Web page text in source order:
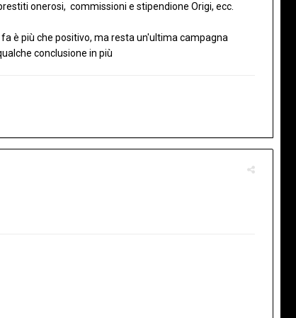
onerosi, commissioni e stipendione Origi, ecc.
è più che positivo, ma resta un'ultima campagna
conclusione in più